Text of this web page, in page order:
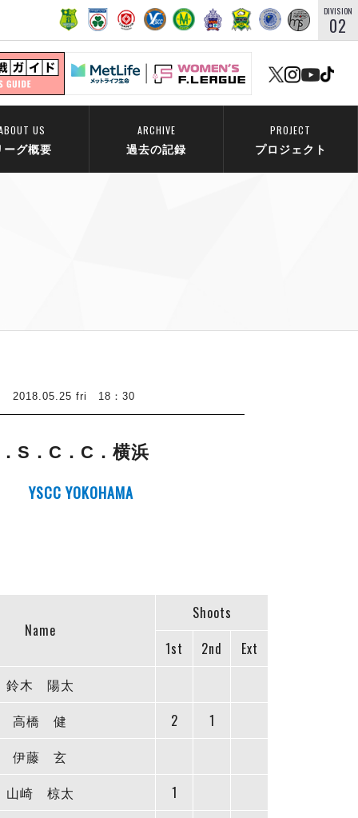
DIVISION
02
US
ーグ概要
ARCHIVE
過去の記録
PROJECT
プロジェクト
2018.05.25 fri 18：30
S．C．C．横浜
YSCC YOKOHAMA
Name
Shoots
1st
2nd
Ext
鈴木 陽太
高橋 健 2
1
伊藤 玄
山崎 椋太
1